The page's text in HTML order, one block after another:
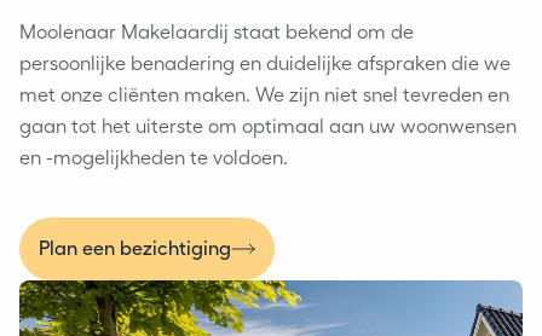
Moolenaar Makelaardij staat bekend om de
persoonlijke benadering en duidelijke afspraken die we
met onze cliënten maken. We zijn niet snel tevreden en
gaan tot het uiterste om optimaal aan uw woonwensen
en -mogelijkheden te voldoen.
Plan een bezichtiging